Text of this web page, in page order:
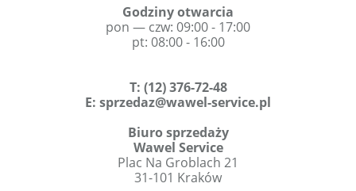
Godziny otwarcia
pon — czw: 09:00 - 17:00
pt: 08:00 - 16:00
T: (12) 376-72-48
E: sprzedaz@wawel-service.pl
Biuro sprzedaży
Wawel Service
Plac Na Groblach 21
31-101 Kraków